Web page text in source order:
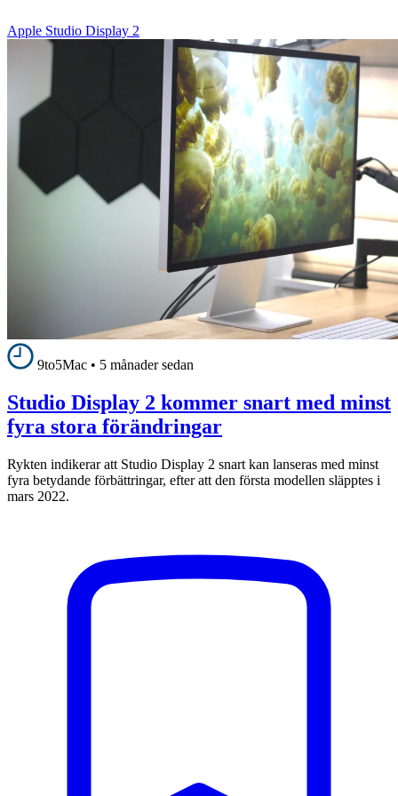
Apple Studio Display 2
9to5Mac • 5 månader sedan
Studio Display 2 kommer snart med minst
fyra stora förändringar
Rykten indikerar att Studio Display 2 snart kan lanseras med minst
fyra betydande förbättringar, efter att den första modellen släpptes i
mars 2022.